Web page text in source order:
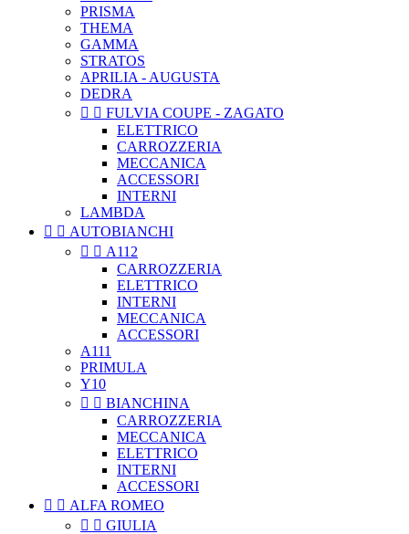
PRISMA
THEMA
GAMMA
STRATOS
APRILIA - AUGUSTA
DEDRA
  FULVIA COUPE - ZAGATO
ELETTRICO
CARROZZERIA
MECCANICA
ACCESSORI
INTERNI
LAMBDA
  AUTOBIANCHI
  A112
CARROZZERIA
ELETTRICO
INTERNI
MECCANICA
ACCESSORI
A111
PRIMULA
Y10
  BIANCHINA
CARROZZERIA
MECCANICA
ELETTRICO
INTERNI
ACCESSORI
  ALFA ROMEO
  GIULIA